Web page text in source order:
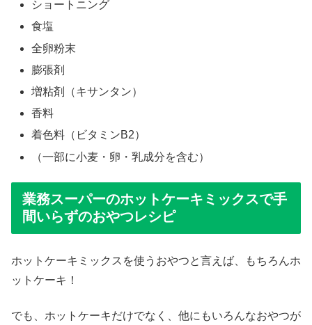
ショートニング
食塩
全卵粉末
膨張剤
増粘剤（キサンタン）
香料
着色料（ビタミンB2）
（一部に小麦・卵・乳成分を含む）
業務スーパーのホットケーキミックスで手
間いらずのおやつレシピ
ホットケーキミックスを使うおやつと言えば、もちろんホ
ットケーキ！
でも、ホットケーキだけでなく、他にもいろんなおやつが